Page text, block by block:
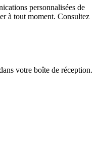
personnalisées de
à tout moment. Consultez
votre boîte de réception.